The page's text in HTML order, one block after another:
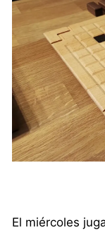
El miércoles